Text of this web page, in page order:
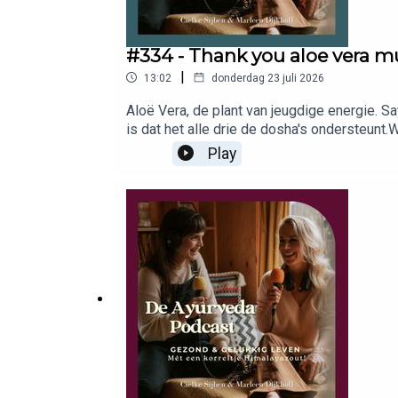
#334 - Thank you aloe vera
13:02 | donderdag 23 juli 2026
Aloë Vera, de plant van jeugdige energie.
is dat het alle drie de dosha's
toevoegingen het fijnst, precies zoals
Benieuwd naar de links die we noemen in
balans, een gezond gewicht, geen
podcast nemen wij, Marleen & Cielke, je
Ayurveda en een druk leven gaan echt
en persoonlijke adviezen delen. Of je nu
de tools, motivatie en het
betekenen en sluit je aan bij duizenden
Play